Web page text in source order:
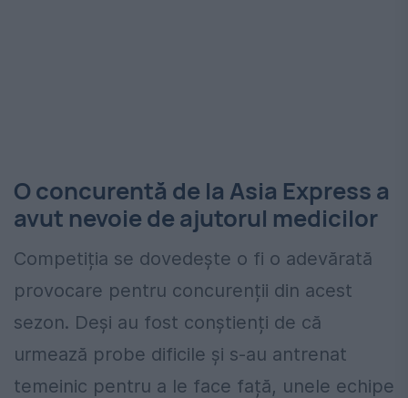
O concurentă de la Asia Express a
avut nevoie de ajutorul medicilor
Competiția se dovedește o fi o adevărată
provocare pentru concurenții din acest
sezon. Deși au fost conștienți de că
urmează probe dificile și s-au antrenat
temeinic pentru a le face față, unele echipe